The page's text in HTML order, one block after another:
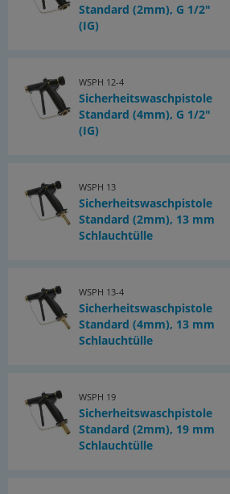
Standard (2mm), G 1/2"
(IG)
WSPH 12-4
Sicherheitswaschpistole
Standard (4mm), G 1/2"
(IG)
WSPH 13
Sicherheitswaschpistole
Standard (2mm), 13 mm
Schlauchtülle
WSPH 13-4
Sicherheitswaschpistole
Standard (4mm), 13 mm
Schlauchtülle
WSPH 19
Sicherheitswaschpistole
Standard (2mm), 19 mm
Schlauchtülle